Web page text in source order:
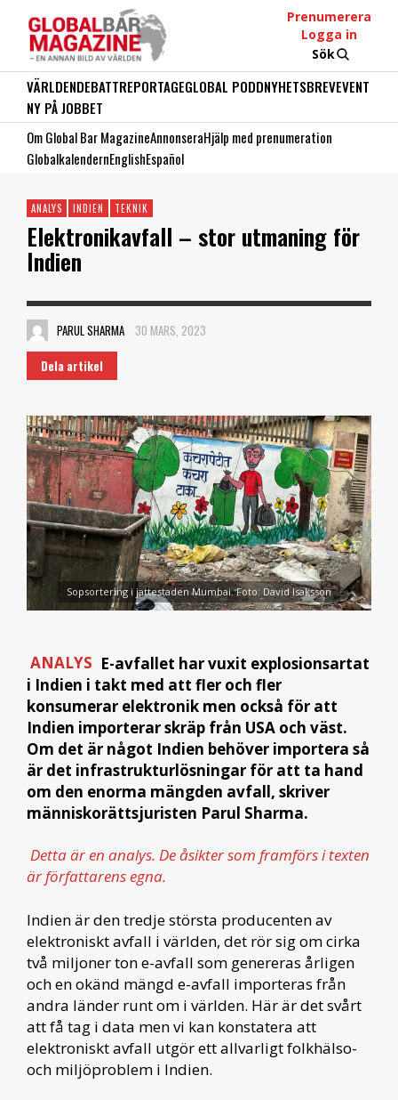
Prenumerera
Logga in
Sök
VÄRLDENDEBATTREPORTAGEGLOBAL PODDNYHETSBREVEVENT
NY PÅ JOBBET
Om Global Bar MagazineAnnonseraHjälp med prenumeration
GlobalkalendernEnglishEspañol
ANALYS INDIEN TEKNIK
Elektronikavfall – stor utmaning för
Indien
PARUL SHARMA
30 MARS, 2023
Dela artikel
Sopsortering i jättestaden Mumbai. Foto: David Isaksson
ANALYS E-avfallet har vuxit explosionsartat
i Indien i takt med att fler och fler
konsumerar elektronik men också för att
Indien importerar skräp från USA och väst.
Om det är något Indien behöver importera så
är det infrastrukturlösningar för att ta hand
om den enorma mängden avfall, skriver
människorättsjuristen Parul Sharma.
Detta är en analys. De åsikter som framförs i texten
är författarens egna.
Indien är den tredje största producenten av
elektroniskt avfall i världen, det rör sig om cirka
två miljoner ton e-avfall som genereras årligen
och en okänd mängd e-avfall importeras från
andra länder runt om i världen. Här är det svårt
att få tag i data men vi kan konstatera att
elektroniskt avfall utgör ett allvarligt folkhälso-
och miljöproblem i Indien.